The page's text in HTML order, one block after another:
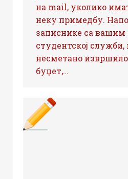
на mail, уколико
неку примедбу.
записнике са вашим
студентској служби,
несметано
буџет,…